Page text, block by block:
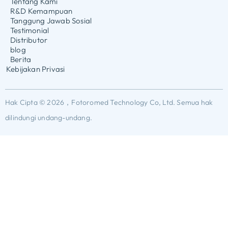
R&D Kemampuan
Tanggung Jawab Sosial
Testimonial
Distributor
blog
Berita
Kebijakan Privasi
Hak Cipta © 2026，Fotoromed Technology Co, Ltd. Semua hak
dilindungi undang-undang.